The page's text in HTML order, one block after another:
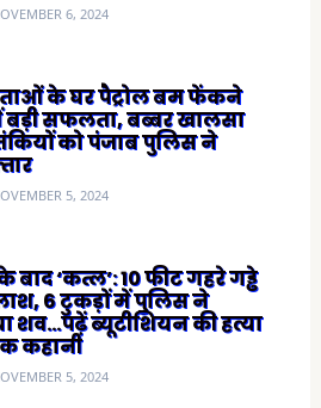
6, 2024
के घर पैट्रोल बम फेंकने
सफलता, बब्बर खालसा
को पंजाब पुलिस ने
5, 2024
बाद ‘कत्ल’: 10 फीट गहरे गड्ढे
6 टुकड़ों में पुलिस ने
शव…पढ़ें ब्यूटीशियन की हत्या
कहानी
5, 2024